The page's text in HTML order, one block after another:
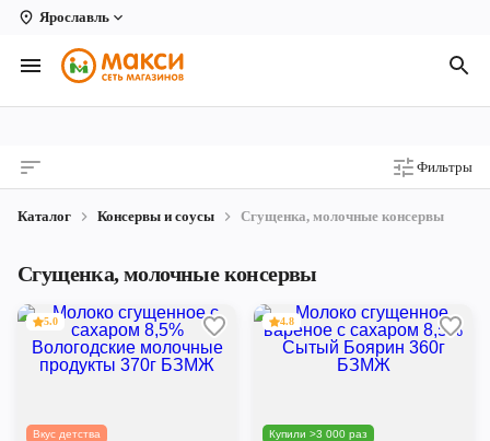
Ярославль
Вологда
Архангельск
Киров
Коряжма
Котлас
Новодвинск
Фильтры
Каталог Консервы и соусы Сгущенка, молочные консервы
Сгущенка, молочные консервы
Вкус детства
5.0
Купили >3 000 раз
4.8